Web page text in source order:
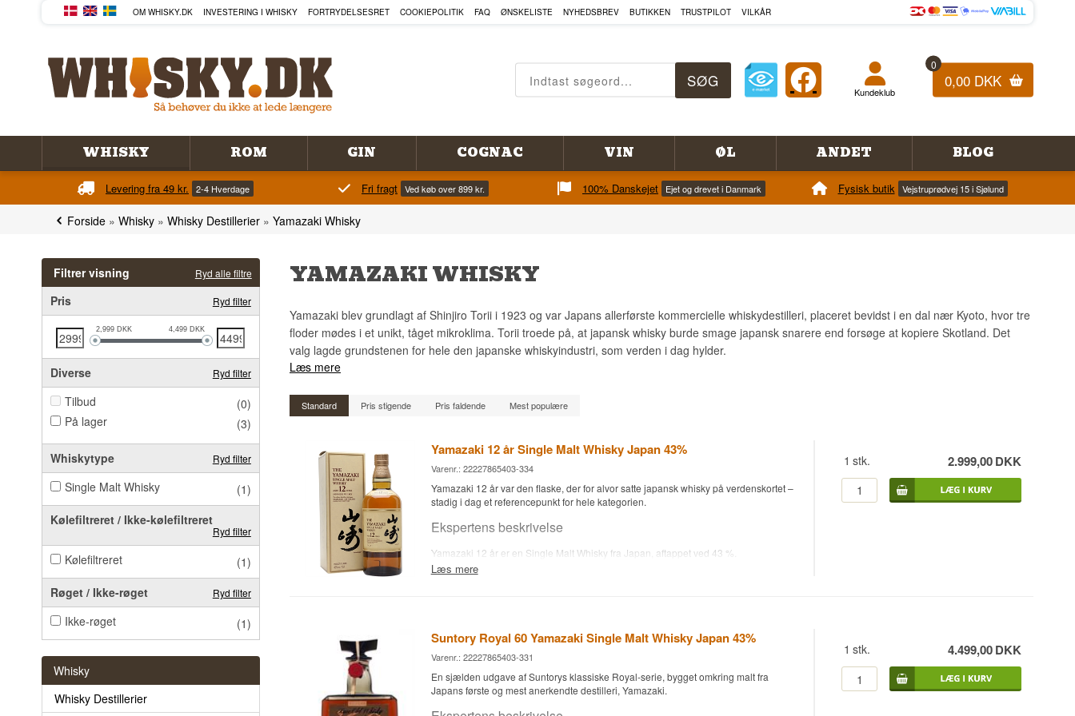
OM WHISKY.DK INVESTERING I WHISKY FORTRYDELSESRET COOKIEPOLITIK FAQ ØNSKELISTE NYHEDSBREV BUTIKKEN TRUSTPILOT VILKÅR
0
0,00 DKK
Kundeklub
WHISKY ROM GIN COGNAC VIN ØL ANDET BLOG
Levering fra 49 kr. 2-4 Hverdage Fri fragt Ved køb over 899 kr. 100% Danskejet Ejet og drevet i Danmark Fysisk butik Vejstruprødvej 15 i Sjølund
Forside » Whisky » Whisky Destillerier » Yamazaki Whisky
Filtrer visning Ryd alle filtre
Pris Ryd filter
2,999 DKK 4,499 DKK
Diverse Ryd filter
Tilbud
(0)
På lager
(3)
Whiskytype Ryd filter
Single Malt Whisky
(1)
Kølefiltreret / Ikke-kølefiltreret
Ryd filter
Kølefiltreret
(1)
Røget / Ikke-røget
Ryd filter
Ikke-røget (1)
Whisky
Whisky Destillerier
YAMAZAKI WHISKY
Yamazaki blev grundlagt af Shinjiro Torii i 1923 og var Japans allerførste kommercielle whiskydestilleri, placeret bevidst i en dal nær Kyoto, hvor tre
floder mødes i et unikt, tåget mikroklima. Torii troede på, at japansk whisky burde smage japansk snarere end forsøge at kopiere Skotland. Det
valg lagde grundstenen for hele den japanske whiskyindustri, som verden i dag hylder.
Læs mere
Standard Pris stigende Pris faldende Mest populære
Yamazaki 12 år Single Malt Whisky Japan 43%
Varenr.: 22227865403-334
Yamazaki 12 år var den flaske, der for alvor satte japansk whisky på verdenskortet –
stadig i dag et referencepunkt for hele kategorien.
Ekspertens beskrivelse
Yamazaki 12 år er en Single Malt Whisky fra Japan, aftappet ved 43 %.
Whiskyen kommer fra Yamazaki Destilleri, grundlagt i 1923 af Shinjiro Torii som
Smagsnoter
Næse
Modne ferskner og ananas møder en sart sherrysødme og et strejf mizunara.
Læs mere
1 stk. 2.999,00DKK
Suntory Royal 60 Yamazaki Single Malt Whisky Japan 43%
Varenr.: 22227865403-331
En sjælden udgave af Suntorys klassiske Royal-serie, bygget omkring malt fra
Japans første og mest anerkendte destilleri, Yamazaki.
1 stk. 4.499,00DKK